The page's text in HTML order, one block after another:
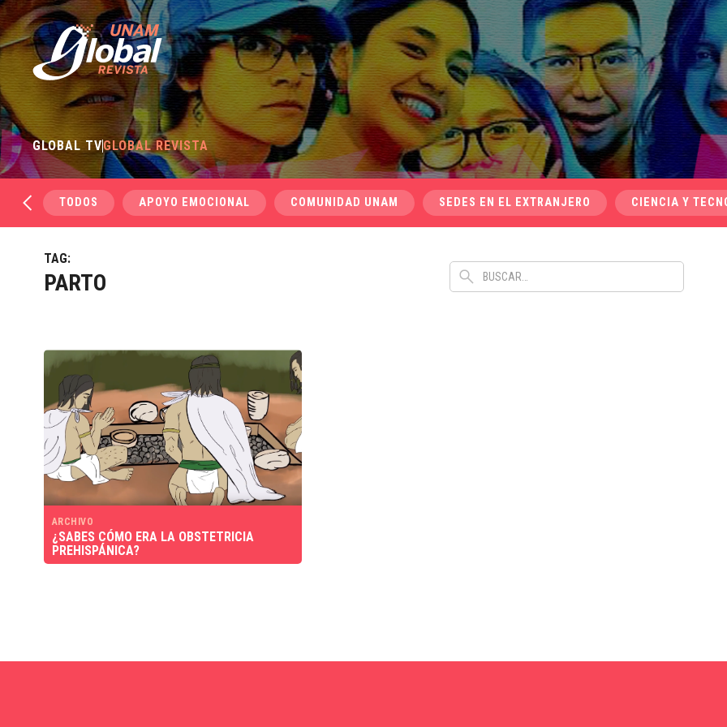
GLOBAL TVGLOBAL REVISTA
TODOS APOYO EMOCIONAL COMUNIDAD UNAM SEDES EN EL EXTRANJERO CIENCIA Y
TAG:
PARTO
ARCHIVO
¿SABES CÓMO ERA LA OBSTETRICIA
PREHISPÁNICA?